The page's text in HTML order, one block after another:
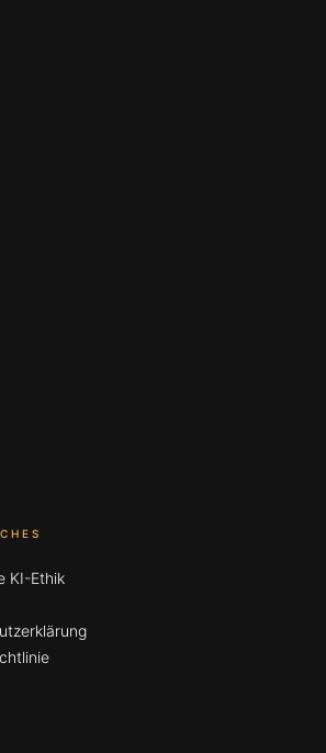
KI-Ethik